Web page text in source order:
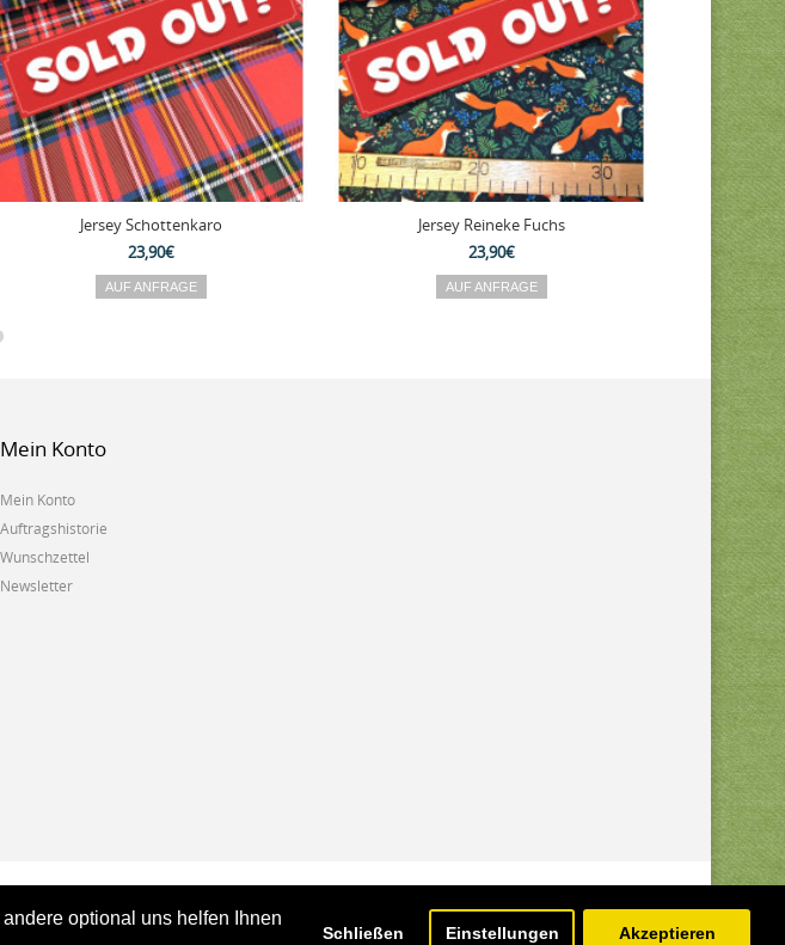
optional uns helfen Ihnen
Schließen Einstellungen Akzeptieren
Jersey Schottenkaro
23,90€
AUF ANFRAGE
Jersey Reineke Fuchs
23,90€
AUF ANFRAGE
Reststück
Mein Konto
Mein Konto
Auftragshistorie
Wunschzettel
Newsletter